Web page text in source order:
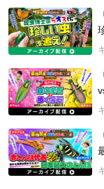
2024年6月2日 開